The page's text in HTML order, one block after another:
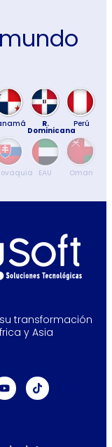
R.
Dominicana
Perú
EAU Oman
transformación
y Asia